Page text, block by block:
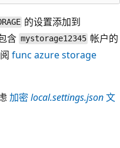
的设置添加到
含 mystorage12345 帐户的
func azure storage
加密 local.settings.json文